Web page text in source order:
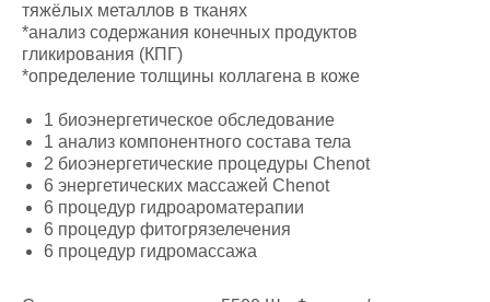
тяжёлых металлов в тканях
*анализ содержания конечных продуктов
гликирования (КПГ)
*определение толщины коллагена в коже
1 биоэнергетическое обследование
1 анализ компонентного состава тела
2 биоэнергетические процедуры Chenot
6 энергетических массажей Chenot
6 процедур гидроароматерапии
6 процедур фитогрязелечения
6 процедур гидромассажа